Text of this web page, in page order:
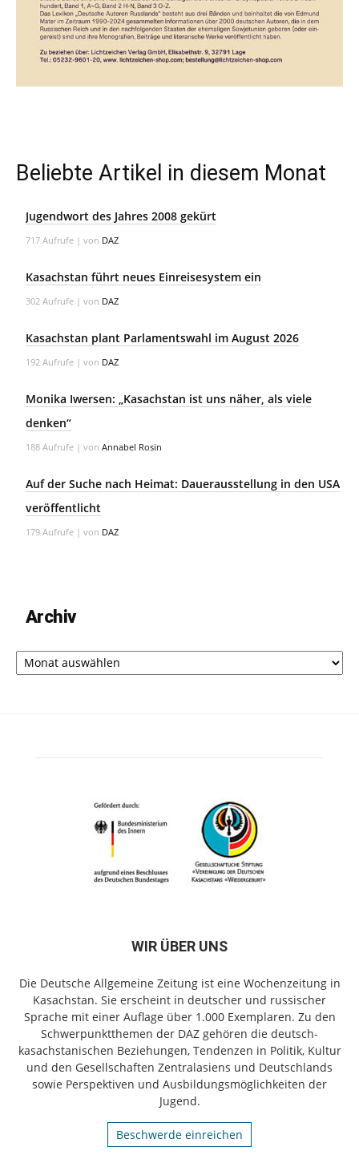
Beliebte Artikel in diesem Monat
Jugendwort des Jahres 2008 gekürt
717 Aufrufe | von DAZ
Kasachstan führt neues Einreisesystem ein
302 Aufrufe | von DAZ
Kasachstan plant Parlamentswahl im August 2026
192 Aufrufe | von DAZ
Monika Iwersen: „Kasachstan ist uns näher, als viele
denken“
188 Aufrufe | von Annabel Rosin
Auf der Suche nach Heimat: Dauerausstellung in den USA
veröffentlicht
179 Aufrufe | von DAZ
Archiv
Archiv
WIR ÜBER UNS
Die Deutsche Allgemeine Zeitung ist eine Wochenzeitung in
Kasachstan. Sie erscheint in deutscher und russischer
Sprache mit einer Auflage über 1.000 Exemplaren. Zu den
Schwerpunktthemen der DAZ gehören die deutsch-
kasachstanischen Beziehungen, Tendenzen in Politik, Kultur
und den Gesellschaften Zentralasiens und Deutschlands
sowie Perspektiven und Ausbildungsmöglichkeiten der
Jugend.
Beschwerde einreichen